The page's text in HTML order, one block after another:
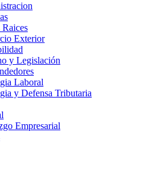
Exterior
y Legislación
Laboral
y Defensa Tributaria
Empresarial